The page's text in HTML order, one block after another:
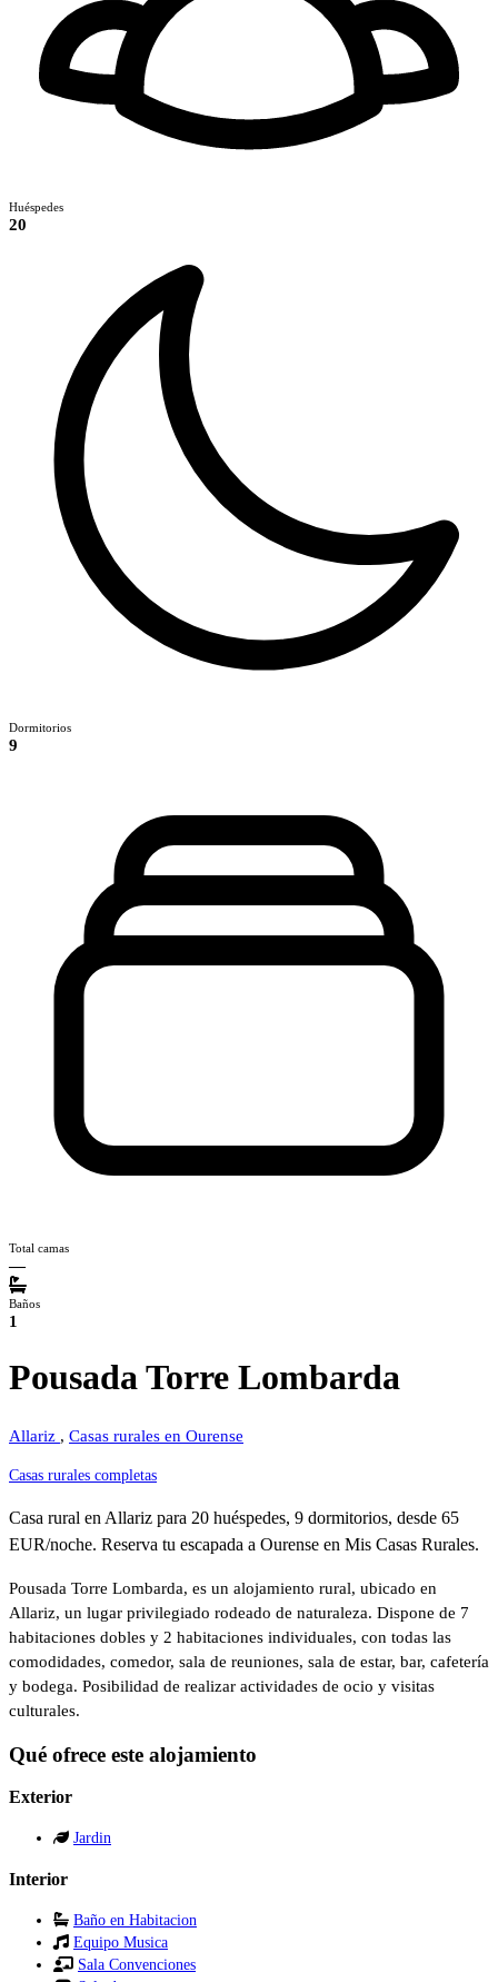
Huéspedes
20
Dormitorios
9
Total camas
—
Baños
1
Pousada Torre Lombarda
Allariz , Casas rurales en Ourense
Casas rurales completas
Casa rural en Allariz para 20 huéspedes, 9 dormitorios, desde 65
EUR/noche. Reserva tu escapada a Ourense en Mis Casas Rurales.
Pousada Torre Lombarda, es un alojamiento rural, ubicado en
Allariz, un lugar privilegiado rodeado de naturaleza. Dispone de 7
habitaciones dobles y 2 habitaciones individuales, con todas las
comodidades, comedor, sala de reuniones, sala de estar, bar, cafetería
y bodega. Posibilidad de realizar actividades de ocio y visitas
culturales.
Qué ofrece este alojamiento
Exterior
Jardin
Interior
Baño en Habitacion
Equipo Musica
Sala Convenciones